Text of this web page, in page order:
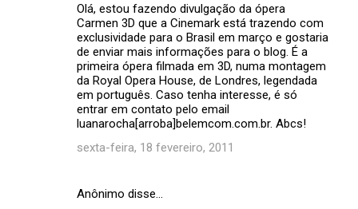
Olá, estou fazendo divulgação da ópera
Carmen 3D que a Cinemark está trazendo com
exclusividade para o Brasil em março e gostaria
de enviar mais informações para o blog. É a
primeira ópera filmada em 3D, numa montagem
da Royal Opera House, de Londres, legendada
em português. Caso tenha interesse, é só
entrar em contato pelo email
luanarocha[arroba]belemcom.com.br. Abcs!
sexta-feira, 18 fevereiro, 2011
Anônimo disse…